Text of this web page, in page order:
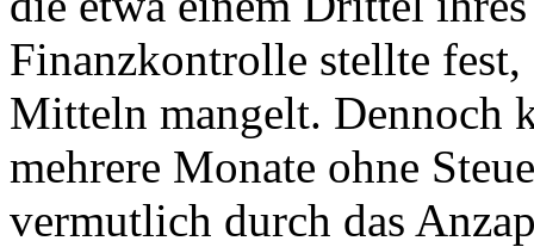
Finanzkontrolle stellte
Mitteln mangelt. Dennoch
mehrere Monate ohne
vermutlich durch das